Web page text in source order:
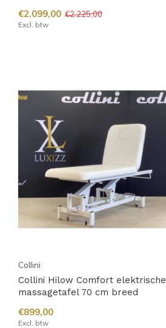
€2.099,00 €2.225,00
Excl. btw
Collini
Collini Hilow Comfort elektrische
massagetafel 70 cm breed
€899,00
Excl. btw